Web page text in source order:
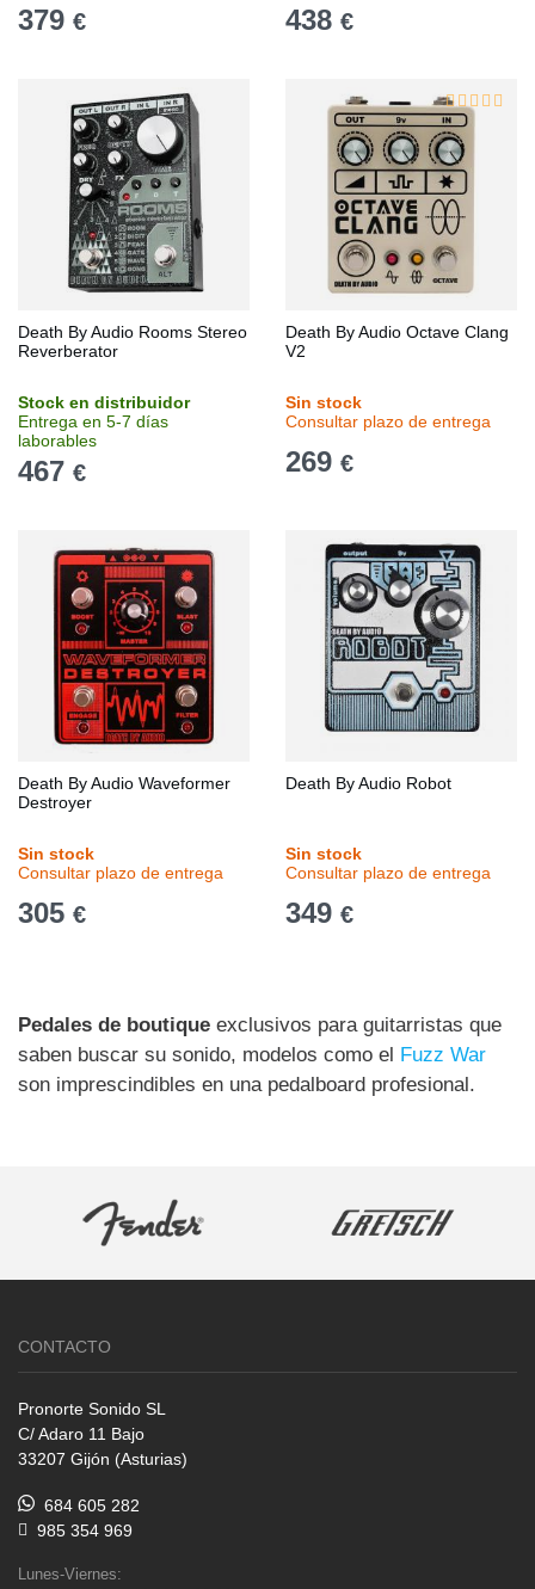
379 € 438 €
Death By Audio Rooms Stereo
Reverberator
Stock en distribuidor
Entrega en 5-7 días
laborables
467 €
Death By Audio Octave Clang
V2
Sin stock
Consultar plazo de entrega
269 €
Death By Audio Waveformer
Destroyer
Sin stock
Consultar plazo de entrega
305 €
Death By Audio Robot
Sin stock
Consultar plazo de entrega
349 €
Pedales de boutique exclusivos para guitarristas que
saben buscar su sonido, modelos como el Fuzz War
son imprescindibles en una pedalboard profesional.
CONTACTO
Pronorte Sonido SL
C/ Adaro 11 Bajo
33207 Gijón (Asturias)
684 605 282
985 354 969
Lunes-Viernes: